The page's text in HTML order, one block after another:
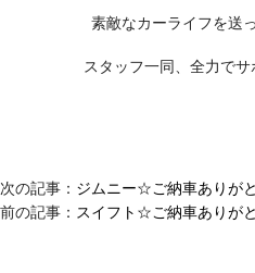
素敵なカーライフを送
スタッフ一同、全力で
次の記事： ジムニー☆ご納車ありが
前の記事： スイフト☆ご納車ありが